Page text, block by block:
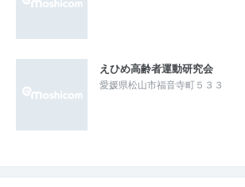
えひめ高齢者運動研究会
愛媛県松山市福音寺町５３３